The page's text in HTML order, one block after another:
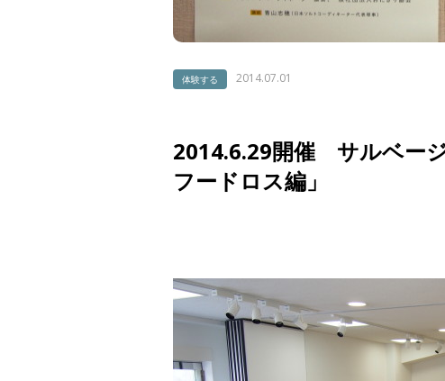
体験する 2014.07.01
2014.6.29開催 サルベー
フードロス編」